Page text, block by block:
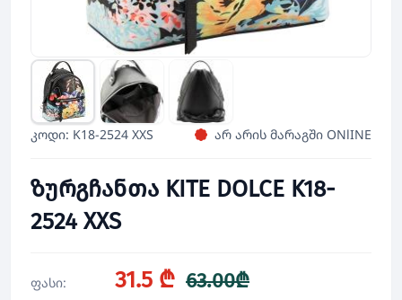
კოდი: K18-2524 XXS არ არის მარაგში ONlINE
ზურგჩანთა KITE DOLCE K18-
2524 XXS
ფასი: 31.5 ₾ 63.00₾